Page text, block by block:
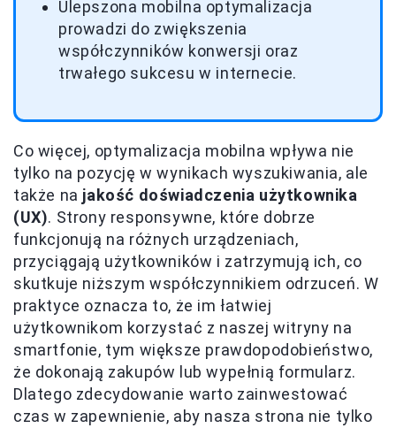
Ulepszona mobilna optymalizacja
prowadzi do zwiększenia
współczynników konwersji oraz
trwałego sukcesu w internecie.
Co więcej, optymalizacja mobilna wpływa nie
tylko na pozycję w wynikach wyszukiwania, ale
także na jakość doświadczenia użytkownika
(UX). Strony responsywne, które dobrze
funkcjonują na różnych urządzeniach,
przyciągają użytkowników i zatrzymują ich, co
skutkuje niższym współczynnikiem odrzuceń. W
praktyce oznacza to, że im łatwiej
użytkownikom korzystać z naszej witryny na
smartfonie, tym większe prawdopodobieństwo,
że dokonają zakupów lub wypełnią formularz.
Dlatego zdecydowanie warto zainwestować
czas w zapewnienie, aby nasza strona nie tylko